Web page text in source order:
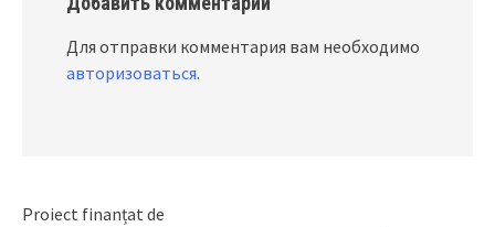
Для отправки комментария вам необходимо
авторизоваться.
Proiect finanțat de